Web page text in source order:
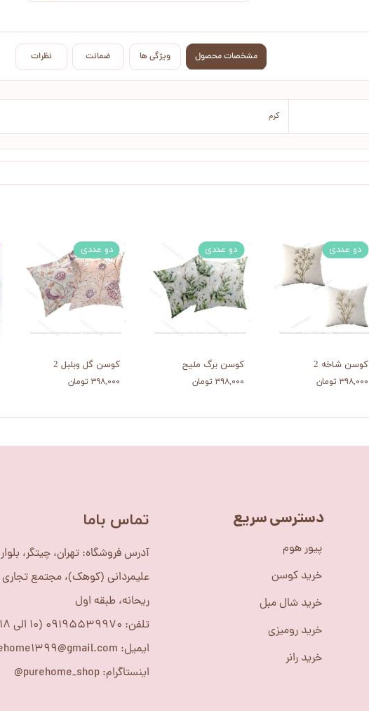
مشخصات محصول ویژگی ها ضمانت نظرات
کرم
کوسن گل وبلبل 2
۳۹۸,۰۰۰ تومان
دو عددی
کوسن برگ ملیح
۳۹۸,۰۰۰ تومان
دو عددی
کوسن شاخه 2
۳۹۸,۰۰۰ تومان
دو عددی
پیور هوم
خرید کوسن
خرید شال مبل
خرید رومیزی
خرید رانر
دسترسی سریع ​تماس باما
آدرس فروشگاه: تهران، چیتگر، بلوار
علیمردانی (کوهک)، مجتمع تجاری
ریحانه، طبقه اول
تلفن: 09195539970 (10 الی 18 )
ایمیل: purehome1399@gmail.com
اینستاگرام: purehome_shop@